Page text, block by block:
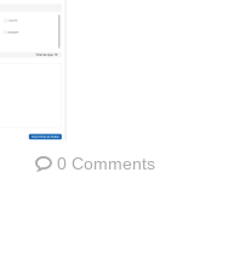
0 Comments